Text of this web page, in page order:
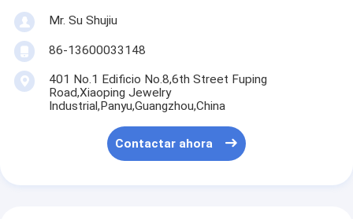
Mr. Su Shujiu
86-13600033148
401 No.1 Edificio No.8,6th Street Fuping
Road,Xiaoping Jewelry
Industrial,Panyu,Guangzhou,China
Contactar ahora